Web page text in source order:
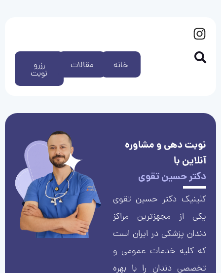
رزرو
نوبت
مقالات خانه
نوبت دهی و مشاوره
آنلاین با
دکتر حسین تقوی
کلینیک دکتر حسین تقوی
یکی از مجهزترین مراکز
دندان پزشکی در ایران است
که کلیه خدمات عمومی و
تخصصی دندان را با بهره